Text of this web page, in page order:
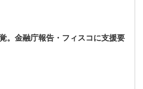
。金融庁報告・フィスコに支援要